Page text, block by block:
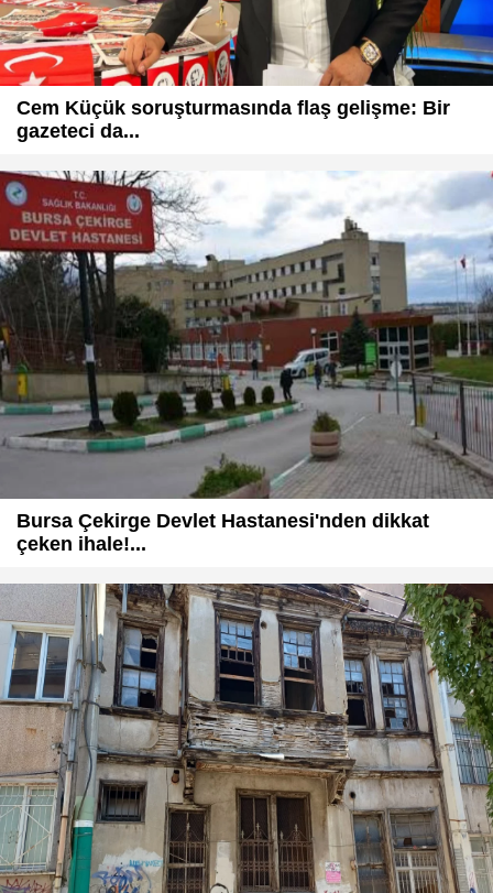
Cem Küçük soruşturmasında flaş gelişme: Bir
gazeteci da...
Bursa Çekirge Devlet Hastanesi'nden dikkat
çeken ihale!...